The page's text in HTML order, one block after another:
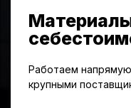
Работаем
крупными